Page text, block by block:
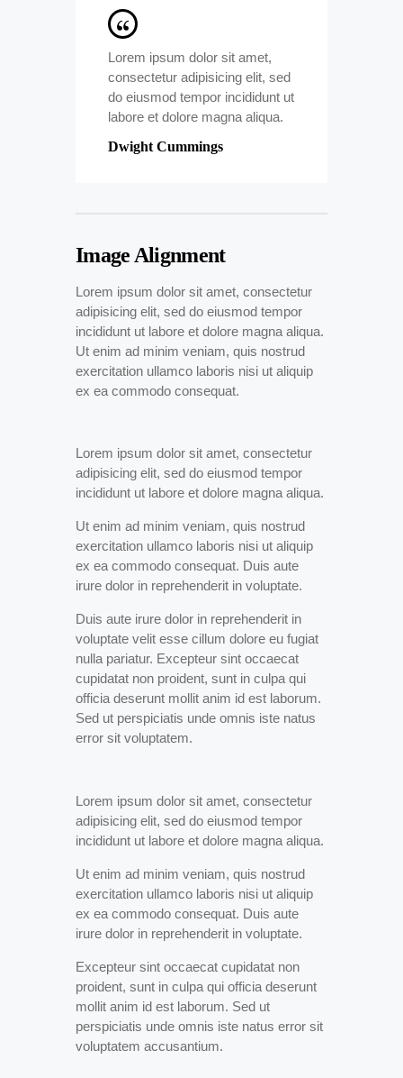
Lorem ipsum dolor sit amet,
consectetur adipisicing elit, sed
do eiusmod tempor incididunt ut
labore et dolore magna aliqua.
Dwight Cummings
Image Alignment
Lorem ipsum dolor sit amet, consectetur
adipisicing elit, sed do eiusmod tempor
incididunt ut labore et dolore magna aliqua.
Ut enim ad minim veniam, quis nostrud
exercitation ullamco laboris nisi ut aliquip
ex ea commodo consequat.
i
t
l
I
m
a
g
Lorem ipsum dolor sit amet, consectetur
adipisicing elit, sed do eiusmod tempor
incididunt ut labore et dolore magna aliqua.
Ut enim ad minim veniam, quis nostrud
exercitation ullamco laboris nisi ut aliquip
ex ea commodo consequat. Duis aute
irure dolor in reprehenderit in voluptate.
Duis aute irure dolor in reprehenderit in
voluptate velit esse cillum dolore eu fugiat
nulla pariatur. Excepteur sint occaecat
cupidatat non proident, sunt in culpa qui
officia deserunt mollit anim id est laborum.
Sed ut perspiciatis unde omnis iste natus
error sit voluptatem.
Lorem ipsum dolor sit amet, consectetur
adipisicing elit, sed do eiusmod tempor
incididunt ut labore et dolore magna aliqua.
Ut enim ad minim veniam, quis nostrud
exercitation ullamco laboris nisi ut aliquip
ex ea commodo consequat. Duis aute
irure dolor in reprehenderit in voluptate.
Excepteur sint occaecat cupidatat non
proident, sunt in culpa qui officia deserunt
mollit anim id est laborum. Sed ut
perspiciatis unde omnis iste natus error sit
voluptatem accusantium.